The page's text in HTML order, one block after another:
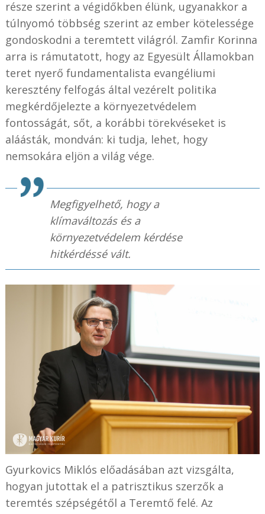
része szerint a végidőkben élünk, ugyanakkor a
túlnyomó többség szerint az ember kötelessége
gondoskodni a teremtett világról. Zamfir Korinna
arra is rámutatott, hogy az Egyesült Államokban
teret nyerő fundamentalista evangéliumi
keresztény felfogás által vezérelt politika
megkérdőjelezte a környezetvédelem
fontosságát, sőt, a korábbi törekvéseket is
aláásták, mondván: ki tudja, lehet, hogy
nemsokára eljön a világ vége.
Megfigyelhető, hogy a
klímaváltozás és a
környezetvédelem kérdése
hitkérdéssé vált.
Gyurkovics Miklós előadásában azt vizsgálta,
hogyan jutottak el a patrisztikus szerzők a
teremtés szépségétől a Teremtő felé. Az